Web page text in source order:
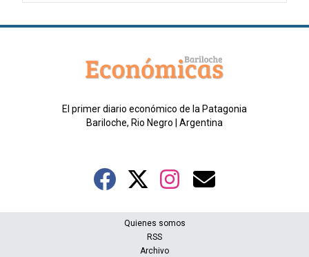
El primer diario económico de la Patagonia
Bariloche, Rio Negro | Argentina
Quienes somos
RSS
Archivo